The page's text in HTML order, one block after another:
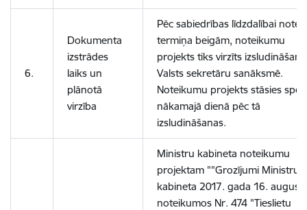
6.
Dokumenta
izstrādes
laiks un
plānotā
virzība
Pēc sabiedrības līdzdalībai
termiņa beigām, noteikumu
projekts tiks virzīts
Valsts sekretāru sanāksmē.
Noteikumu projekts stāsies
nākamajā dienā pēc tā
izsludināšanas.
Ministru kabineta noteikumu
projektam ""Grozījumi Ministru
kabineta 2017. gada 16.
noteikumos Nr. 474 "Tieslietu